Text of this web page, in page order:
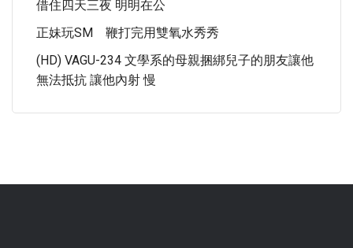
借住四天三夜 明明在公
正妹玩SM 鞭打完用雙氧水秀秀
(HD) VAGU-234 文學系的母親捆綁兒子的朋友讓他
無法抵抗 讓他內射 慢